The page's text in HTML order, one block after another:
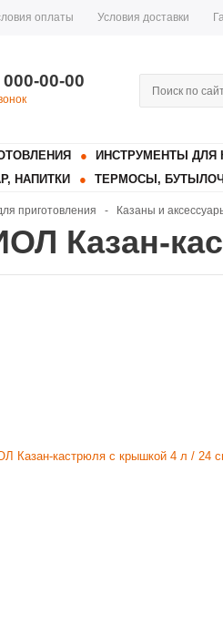
оплаты Условия доставки
00-00
ИНСТРУМЕНТЫ ДЛЯ
НАПИТКИ ТЕРМОСЫ,
приготовления - Казаны и
Казан-